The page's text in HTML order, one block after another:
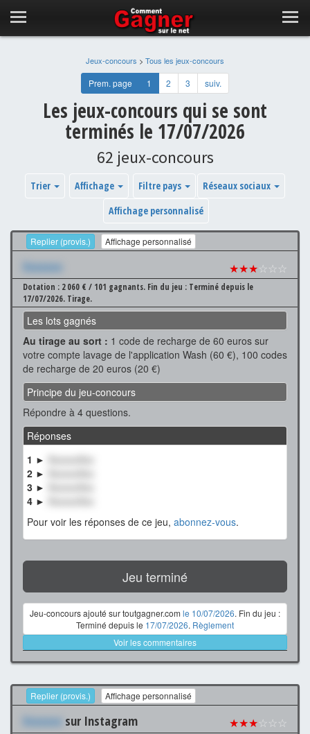
Jeux-concours > Tous les jeux-concours
Prem. page 1 2 3 suiv.
Les jeux-concours qui se sont
terminés le 17/07/2026
62 jeux-concours
Trier Affichage Filtre pays
Réseaux sociaux
Affichage personnalisé
Replier (provis.) Affichage personnalisé
Xxxxxxx ★★★☆☆☆
Dotation : 2 060 € / 101 gagnants. Fin du jeu : Terminé depuis le
17/07/2026. Tirage.
Les lots gagnés
Au tirage au sort : 1 code de recharge de 60 euros sur
votre compte lavage de l'application Wash (60 €), 100 codes
de recharge de 20 euros (20 €)
Principe du jeu-concours
Répondre à 4 questions.
Réponses
1 ►
2 ►
3 ►
4 ►
Pour voir les réponses de ce jeu, abonnez-vous.
Jeu terminé
Jeu-concours ajouté sur toutgagner.com le 10/07/2026. Fin du jeu :
Terminé depuis le 17/07/2026. Règlement
Voir les commentaires
Replier (provis.) Affichage personnalisé
Xxxxxxx sur Instagram ★★★☆☆☆